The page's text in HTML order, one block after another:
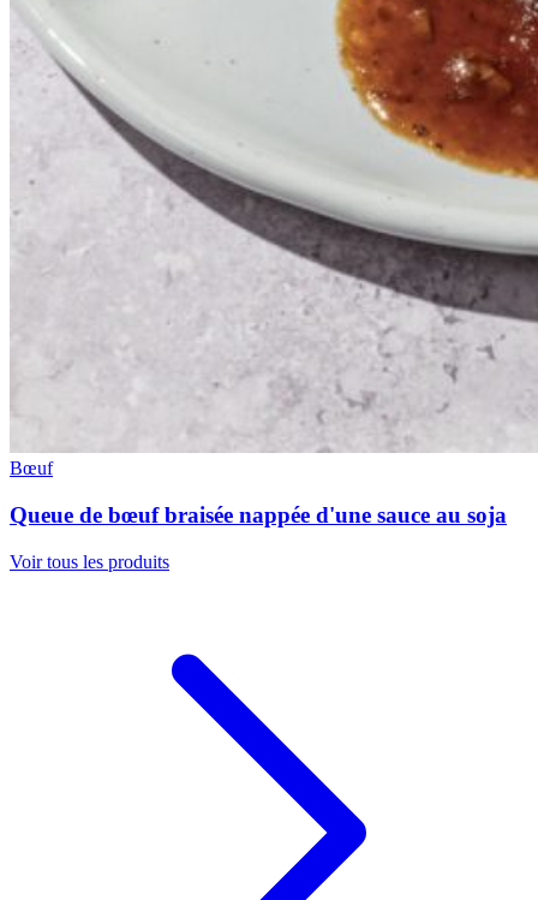
Bœuf
Queue de bœuf braisée nappée d'une sauce au soja
Voir tous les produits